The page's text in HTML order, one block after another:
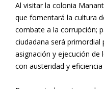
Al visitar la colonia
que fomentará la cultura
combate a la corrupción;
ciudadana será primordial
asignación y ejecución de
con austeridad y